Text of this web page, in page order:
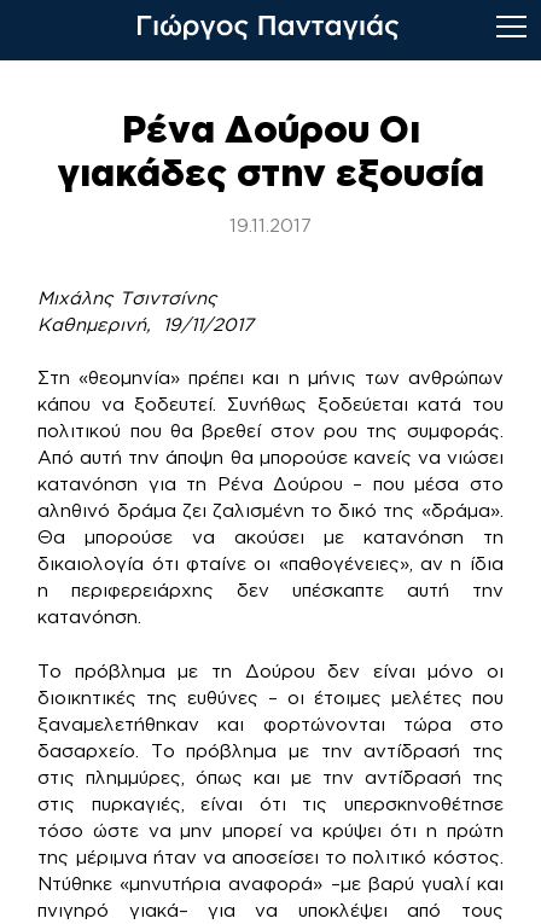
Ρένα Δούρου Οι
γιακάδες στην εξουσία
19.11.2017
Μιχάλης Τσιντσίνης
Καθημερινή, 19/11/2017
Σ​​τη «θεομηνία» πρέπει και η μήνις των ανθρώπων
κάπου να ξοδευτεί. Συνήθως ξοδεύεται κατά του
πολιτικού που θα βρεθεί στον ρου της συμφοράς.
Από αυτή την άποψη θα μπορούσε κανείς να νιώσει
κατανόηση για τη Ρένα Δούρου – που μέσα στο
αληθινό δράμα ζει ζαλισμένη το δικό της «δράμα».
Θα μπορούσε να ακούσει με κατανόηση τη
δικαιολογία ότι φταίνε οι «παθογένειες», αν η ίδια
η περιφερειάρχης δεν υπέσκαπτε αυτή την
κατανόηση.
Το πρόβλημα με τη Δούρου δεν είναι μόνο οι
διοικητικές της ευθύνες – οι έτοιμες μελέτες που
ξαναμελετήθηκαν και φορτώνονται τώρα στο
δασαρχείο. Το πρόβλημα με την αντίδρασή της
στις πλημμύρες, όπως και με την αντίδρασή της
στις πυρκαγιές, είναι ότι τις υπερσκηνοθέτησε
τόσο ώστε να μην μπορεί να κρύψει ότι η πρώτη
της μέριμνα ήταν να αποσείσει το πολιτικό κόστος.
Ντύθηκε «μηνυτήρια αναφορά» –με βαρύ γυαλί και
πνιγηρό γιακά– για να υποκλέψει από τους